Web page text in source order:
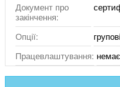
Документ про
закінчення:
Опції:
Працевлаштування: немає